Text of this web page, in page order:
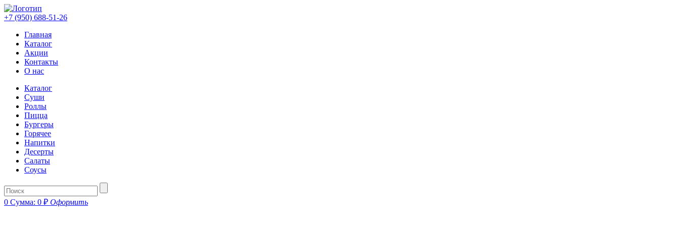
+7 (950) 688-51-26
Главная
Каталог
Акции
Контакты
О нас
Каталог
Суши
Роллы
Пицца
Бургеры
Горячее
Напитки
Десерты
Салаты
Соусы
0 Сумма: 0 ₽ Оформить